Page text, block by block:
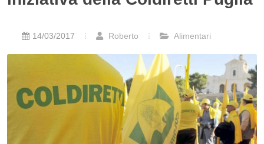
14/03/2017 Roberto Alimentari